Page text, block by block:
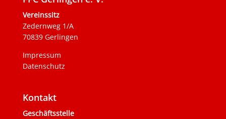
Vereinssitz
Zedernweg 1/A
70839 Gerlingen
Impressum
Datenschutz
Kontakt
Geschäftsstelle